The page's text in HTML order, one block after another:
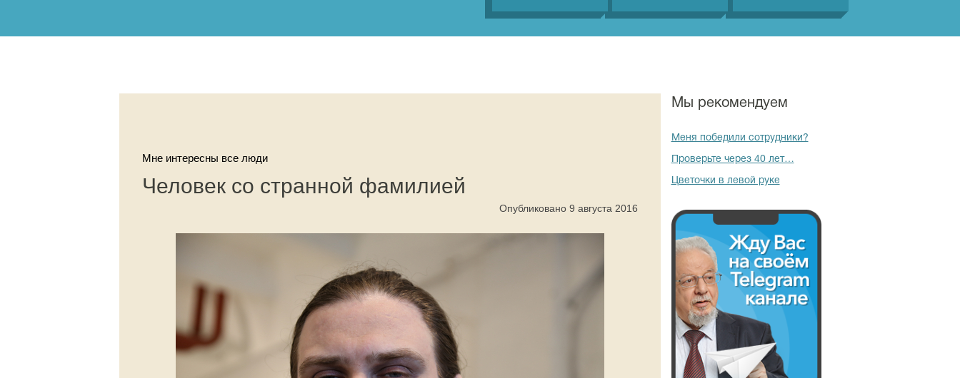
Мне интересны все люди
Человек со странной фамилией
Опубликовано 9 августа 2016
Мы рекомендуем
Меня победили сотрудники?
Проверьте через 40 лет…
Цветочки в левой руке